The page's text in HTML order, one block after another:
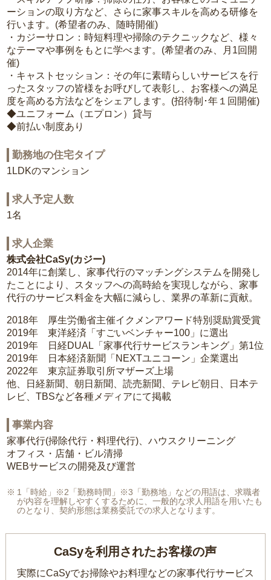
ーションの取り方など、さらに家事スキルを高める研修を
行います。(希望者のみ、随時開催)
・カジーサロン：時短料理や掃除のテクニックなど、様々
なテーマや事例をもとに学べます。(希望者のみ、月1回開
催)
・キャストセッション：その年に素晴らしいサービスを行
ったスタッフの皆様をお呼びして表彰し、お客様への満足
度を高める方法などをシェアします。(招待制･年１回開催)
◆ユニフォーム（エプロン）貸与
◆前払い制度あり
勤務地の住宅タイプ
1LDKのマンション
求人予定人数
1名
求人企業
株式会社CaSy(カジー)
2014年に創業し、家事代行のマッチングシステムを開発し
たことにより、スタッフへの高時給を実現しながら、家事
代行のサービス料金を大幅に減らし、業界の革新に貢献。
2018年 厚生労働省主催イクメンアワード特別奨励賞受賞
2019年 東洋経済「すごいベンチャー100」に選出
2019年 日経DUAL「家事代行サービスランキング」第1位
2019年 日本経済新聞「NEXTユニコーン」企業選出
2022年 東京証券取引所マザーズ上場
他、日経新聞、朝日新聞、読売新聞、テレビ朝日、日本テ
レビ、TBSなど各種メディアにて掲載
事業内容
家事代行(掃除代行・料理代行)、ハウスクリーニング
オフィス・店舗・ビル清掃
WEBサービスの開発及び運営
1「時給」※2「勤務時間」※3「勤務地」などの用語は、求職者
が内容を理解しやすくするために、一般的な求人用語を用いたも
のとなり、契約形態は業務委託での求人となります。
CaSyを利用されたお客様の声
実際にCaSyでお掃除やお料理などの家事代行サービス